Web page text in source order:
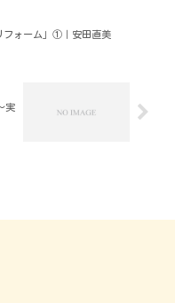
フォーム」①｜安田直美
実